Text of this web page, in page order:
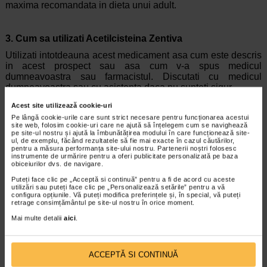
Acest site utilizează cookie-uri
Pe lângă cookie-urile care sunt strict necesare pentru funcționarea acestui
site web, folosim cookie-uri care ne ajută să înțelegem cum se navighează
pe site-ul nostru și ajută la îmbunătățirea modului în care funcționează site-
ul, de exemplu, făcând rezultatele să fie mai exacte în cazul căutărilor,
pentru a măsura performanța site-ului nostru. Partenerii noștri folosesc
instrumente de urmărire pentru a oferi publicitate personalizată pe baza
obiceiurilor dvs. de navigare.
Puteți face clic pe „Acceptă si continuă” pentru a fi de acord cu aceste
utilizări sau puteți face clic pe „Personalizează setările” pentru a vă
configura opțiunile. Vă puteți modifica preferințele și, în special, vă puteți
retrage consimțământul pe site-ul nostru în orice moment.
Mai multe detalii aici.
ACCEPTĂ SI CONTINUĂ
maxima recomandata in dieta unui adult.
3. Cum sa utilizati Acetilcisteina Zentiva
Utilizati intotdeauna acest medicament asa cum este descris
in acest prospect sau asa cum v-a spus medicul
dumneavoastra sau farmacistul. Discutati cu medicul
dumneavoastra sau cu asistenta daca nu sunteti sigur.
Adulti si adolescenti cu varsta peste 14 ani:
Doza recomandata este de 1 comprimat (600 mg) pe zi, de
preferat seara. Medicul dumneavoastra va poate sfatui sa
schimbati frecventa administrarii si doza , dar fara a depasi
doza zilnica maxima de 600 mg.
Nu trebuie sa utilizati Acetilcisteina Zentiva mai mult de 5
zile.
Instructiuni de utilizare Acetilcisteina Zentiva
Dizolvati comprimatul intr-un pahar cu apa.
minute.
Se recomanda sa nu amestecati alte medicamente cu